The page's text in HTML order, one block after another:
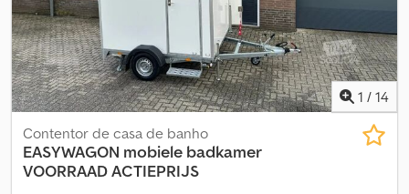
1 / 14
Contentor de casa de banho
EASYWAGON mobiele badkamer
VOORRAAD ACTIEPRIJS